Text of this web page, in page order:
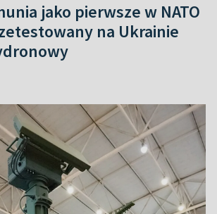
jako pierwsze w NATO
na Ukrainie